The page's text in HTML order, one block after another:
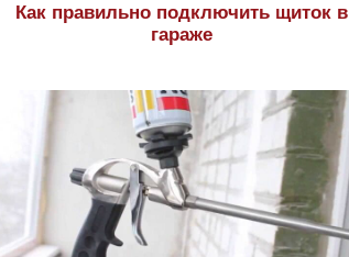
Как правильно подключить щиток в
гараже